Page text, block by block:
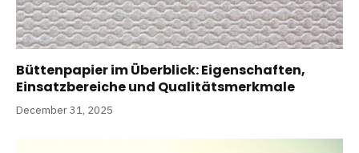
Büttenpapier im Überblick: Eigenschaften,
Einsatzbereiche und Qualitätsmerkmale
December 31, 2025